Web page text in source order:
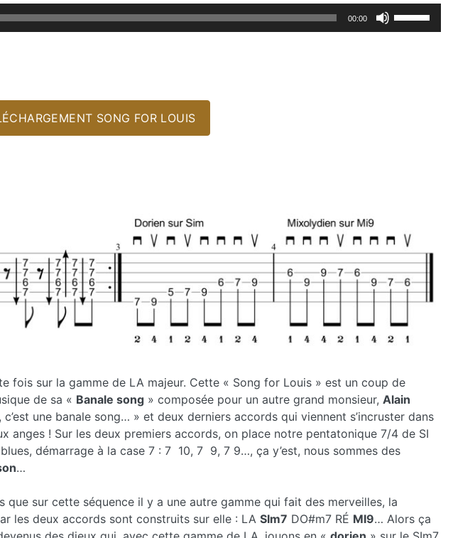
00:00
SONG FOR LOUIS
fois sur la gamme de LA majeur. Cette « Song for Louis » est un coup de
de sa « Banale song » composée pour un autre grand monsieur,Alain
une banale song… » et deux derniers accords qui viennent s’incruster dans
anges ! Sur les deux premiers accords, on place notre pentatonique 7/4 de SI
démarrage à la case 7 : 7 10, 7 9, 7 9…, ça y’est, nous sommes des
…
sur cette séquence il y a une autre gamme qui fait des merveilles, la
les deux accords sont construits sur elle : LASIm7 DO#m7 RÉ MI9… Alors ça